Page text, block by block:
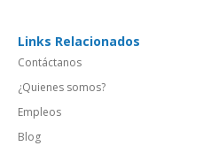
Links Relacionados
Contáctanos
¿Quienes somos?
Empleos
Blog